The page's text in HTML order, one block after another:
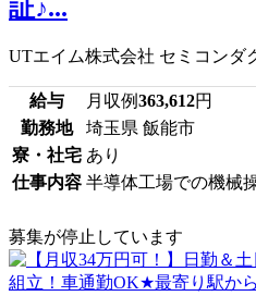
証♪...
UTエイム株式会社 セミコンダ
給与 月収例363,612円
勤務地
埼玉県 飯能市
寮・社宅 あり
仕事内容 半導体工場での機械
募集が停止しています